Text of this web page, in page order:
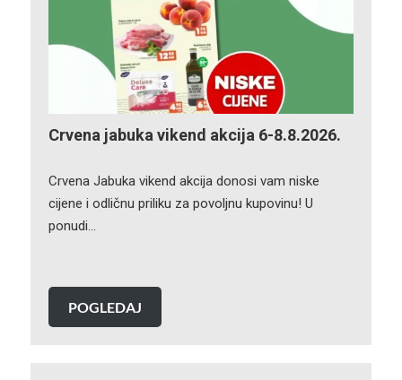
Crvena jabuka vikend akcija 6-8.8.2026.
Crvena Jabuka vikend akcija donosi vam niske
cijene i odličnu priliku za povoljnu kupovinu! U
ponudi…
POGLEDAJ